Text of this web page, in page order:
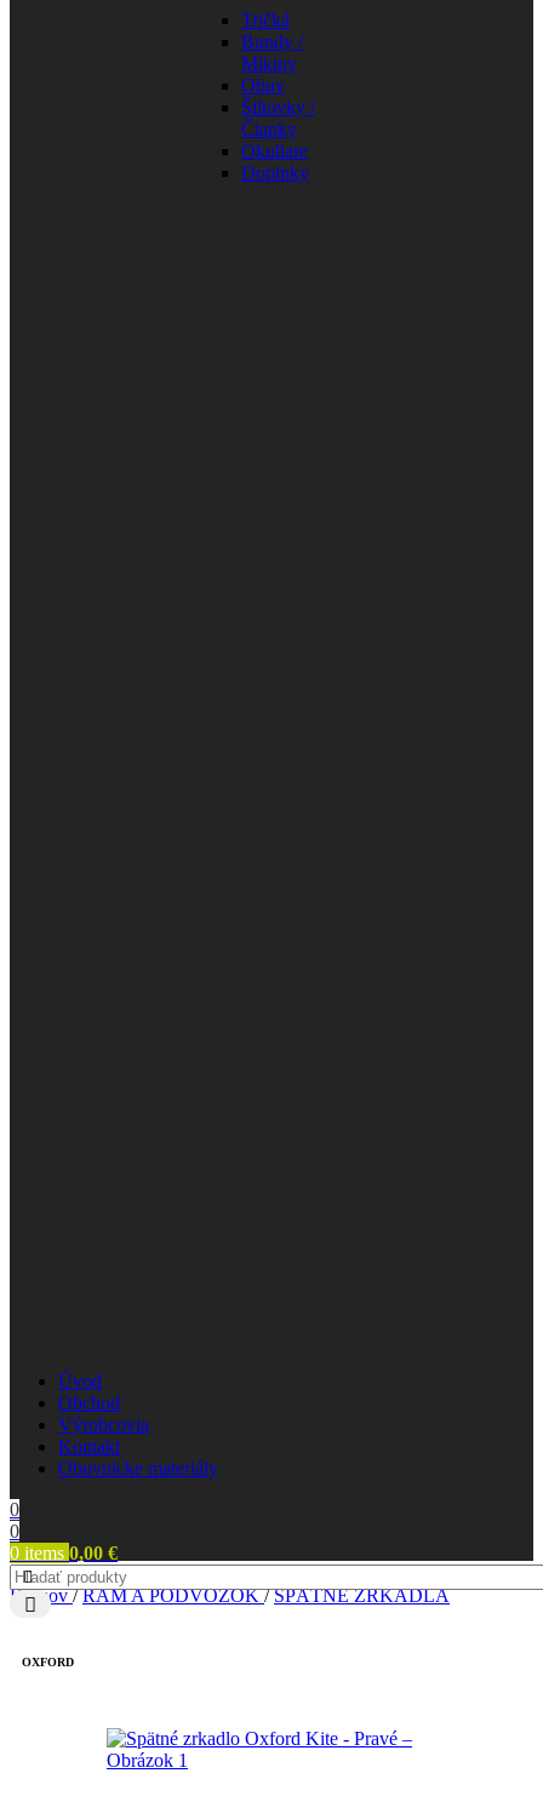
Tričká
Bundy /
Mikiny
Obuv
Šiltovky /
Čiapky
Okuliare
Doplnky
Úvod
Obchod
Výrobcovia
Kontakt
Obuvnícke materiály
0
0
0 items 0,00 €
Domov/ RÁM A PODVOZOK/ SPÄTNÉ ZRKADLÁ
OXFORD